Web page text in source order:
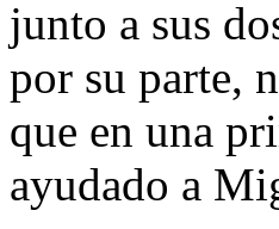
junto a sus
por su parte,
que en una
ayudado a